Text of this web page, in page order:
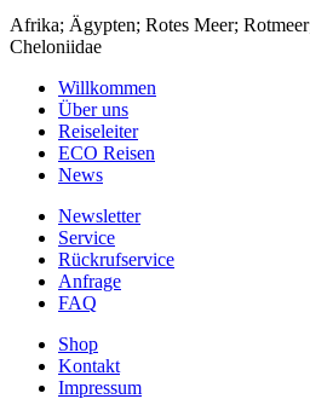
Afrika; Ägypten; Rotes Meer;
Cheloniidae
Willkommen
Über uns
Reiseleiter
ECO Reisen
News
Newsletter
Service
Rückrufservice
Anfrage
FAQ
Shop
Kontakt
Impressum